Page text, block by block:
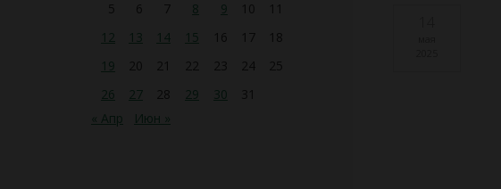
5
6 7 8 9 10
11
12
13 14 15 16 17
18
19
20 21 22 23 24
25
26
27 28 29 30
31
« Апр
Июн »